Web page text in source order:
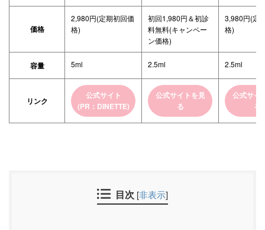
価格
2,980円(定期初回価
格)
初回1,980円＆初診
料無料(キャンペー
ン価格)
3,980円(定
格)
容量 5ml 2.5ml 2.5ml
リンク
公式サイト
(PR：DINETTE)
公式サイトを見
る
公式サイ
る
目次 [非表示]